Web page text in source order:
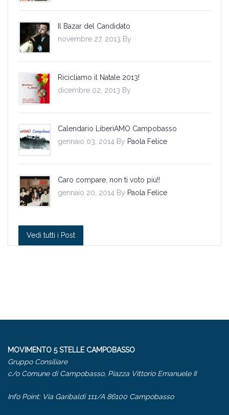
Il Bazar del Candidato
novembre 27, 2013 By
Ricicliamo il Natale 2013!
dicembre 02, 2013 By
Calendario LiberiAMO Campobasso
gennaio 03, 2014 By Paola Felice
Caro compare, non ti voto più!!
gennaio 20, 2014 By Paola Felice
Vedi tutti i Post
MOVIMENTO 5 STELLE CAMPOBASSO
Gruppo Consiliare
c/o Comune di Campobasso, Piazza Vittorio Emanuele II
Info Point: Via Garibaldi 111/A 86100 Campobasso